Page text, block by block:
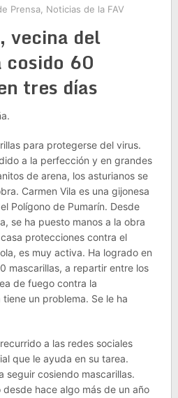
Prensa, Noticias de la FAV
vecina del
cosido 60
tres días
para protegerse del virus.
a la perfección y en grandes
de arena, los asturianos se
Carmen Vila es una gijonesa
Polígono de Pumarín. Desde
se ha puesto manos a la obra
protecciones contra el
es muy activa. Ha logrado en
mascarillas, a repartir entre los
de fuego contra la
un problema. Se le ha
a las redes sociales
que le ayuda en su tarea.
seguir cosiendo mascarillas.
hace algo más de un año